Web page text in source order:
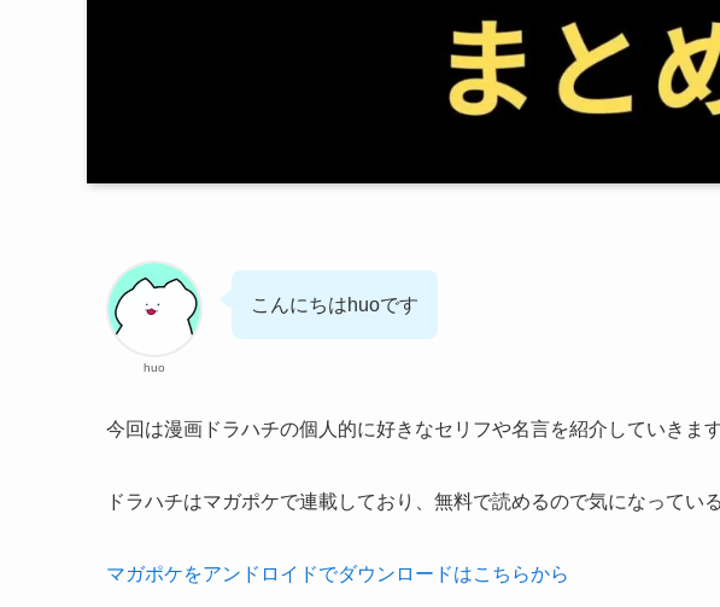
huo
こんにちはhuoです
今回は漫画ドラハチの個人的に好きなセリフや名言を紹介していきます
ドラハチはマガポケで連載しており、無料で読めるので気になってい
マガポケをアンドロイドでダウンロードはこちらから